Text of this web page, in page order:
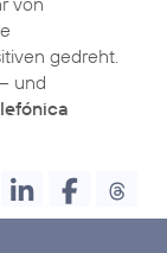
gedreht.
und